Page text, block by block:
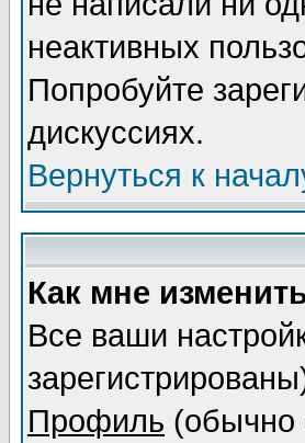
неактивных
Попробуйте
дискуссиях.
Вернуться к
Как мне
Все ваши
Профиль (обычно